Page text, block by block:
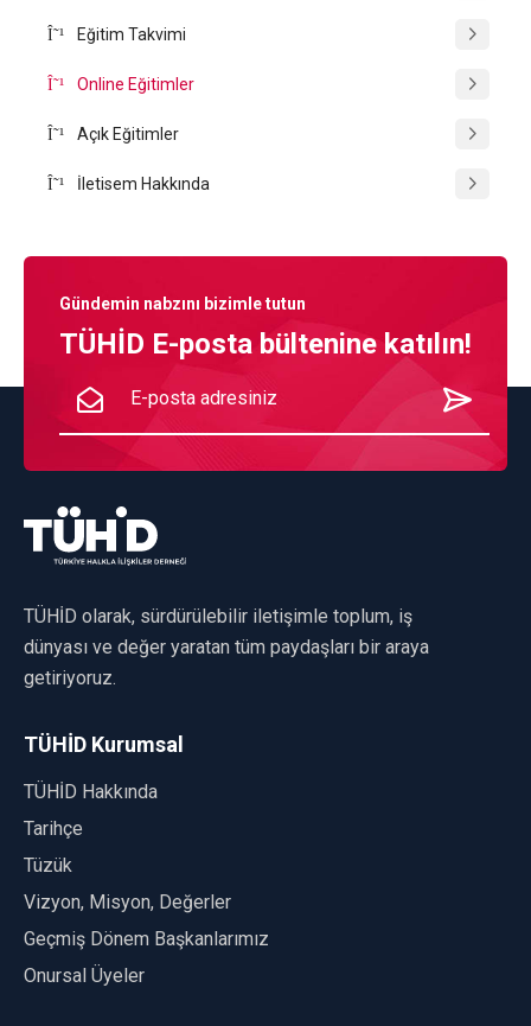
Eğitim Takvimi
Online Eğitimler
Açık Eğitimler
İletisem Hakkında
Gündemin nabzını bizimle tutun
TÜHİD E-posta bültenine katılın!
TÜHİD olarak, sürdürülebilir iletişimle toplum, iş
dünyası ve değer yaratan tüm paydaşları bir araya
getiriyoruz.
TÜHİD Kurumsal
TÜHİD Hakkında
Tarihçe
Tüzük
Vizyon, Misyon, Değerler
Geçmiş Dönem Başkanlarımız
Onursal Üyeler